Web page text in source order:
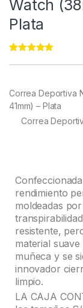
Watch
Plata
ratings
Correa Deportiva
41mm) – Plata
Correa
rendimiento
moldeadas
resistente,
material
muñeca y se
innovador
limpio.
LA CAJA